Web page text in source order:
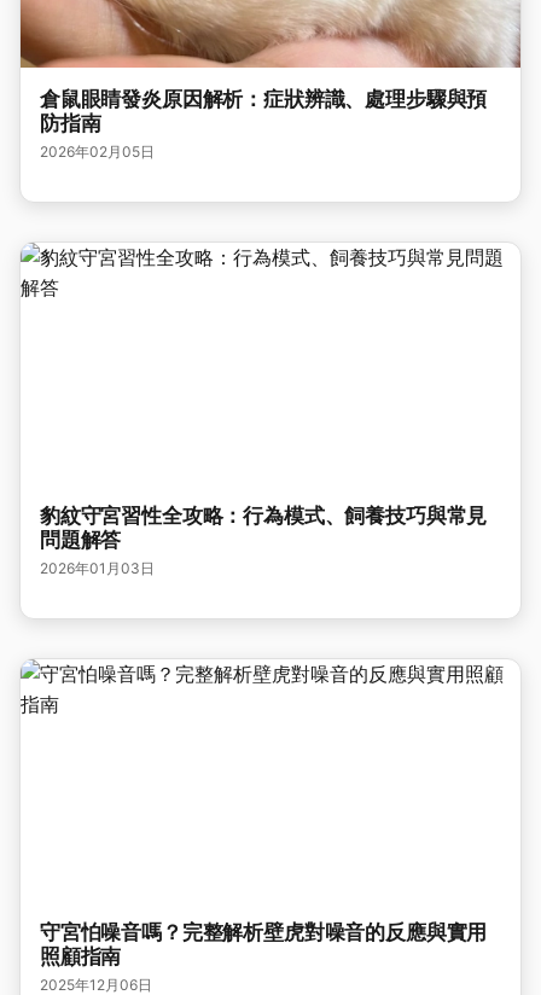
倉鼠眼睛發炎原因解析：症狀辨識、處理步驟與預
防指南
2026年02月05日
豹紋守宮習性全攻略：行為模式、飼養技巧與常見
問題解答
2026年01月03日
守宮怕噪音嗎？完整解析壁虎對噪音的反應與實用
照顧指南
2025年12月06日